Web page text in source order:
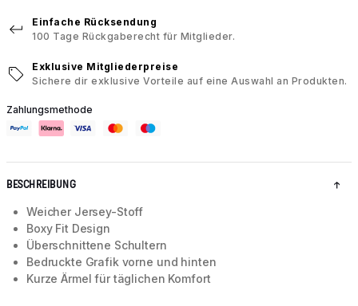
Einfache Rücksendung
100 Tage Rückgaberecht für Mitglieder.
Exklusive Mitgliederpreise
Sichere dir exklusive Vorteile auf eine Auswahl an Produkten.
Zahlungsmethode
BESCHREIBUNG
Weicher Jersey-Stoff
Boxy Fit Design
Überschnittene Schultern
Bedruckte Grafik vorne und hinten
Kurze Ärmel für täglichen Komfort